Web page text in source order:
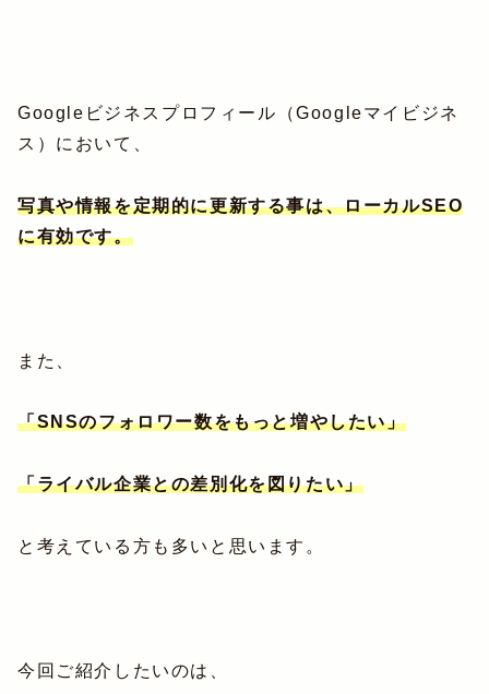
Googleビジネスプロフィール（Googleマイビジネ
ス）において、
写真や情報を定期的に更新する事は、ローカルSEO
に有効です。
また、
「SNSのフォロワー数をもっと増やしたい」
「ライバル企業との差別化を図りたい」
と考えている方も多いと思います。
今回ご紹介したいのは、